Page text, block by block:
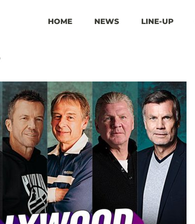
HOME
NEWS LINE-UP